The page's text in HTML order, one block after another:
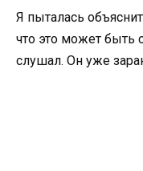
Я пыталась
что это может быть
слушал. Он уже